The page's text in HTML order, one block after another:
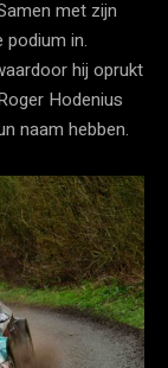
met zijn
podium in.
hij oprukt
Hodenius
naam hebben.